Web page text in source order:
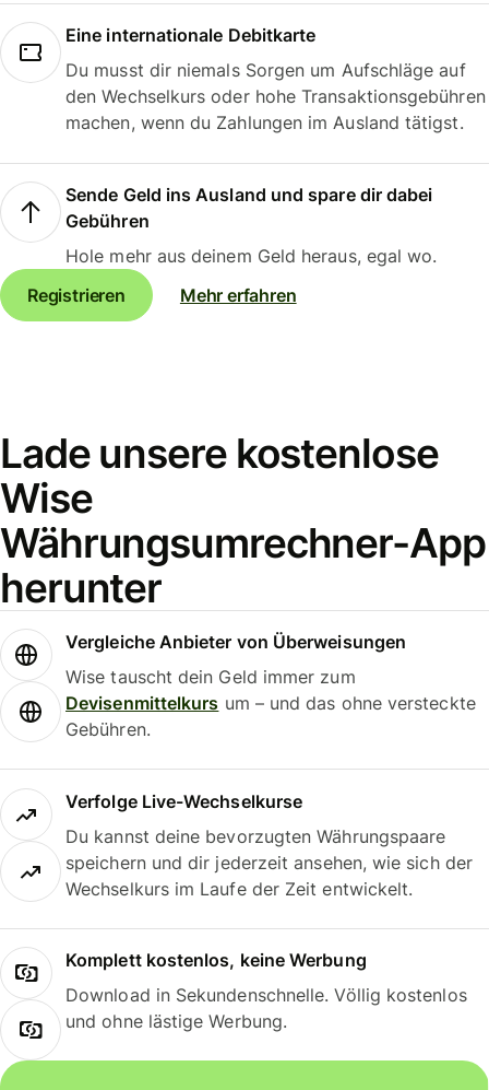
Eine internationale Debitkarte
Du musst dir niemals Sorgen um Aufschläge auf
den Wechselkurs oder hohe Transaktionsgebühren
machen, wenn du Zahlungen im Ausland tätigst.
Sende Geld ins Ausland und spare dir dabei
Gebühren
Hole mehr aus deinem Geld heraus, egal wo.
Registrieren
Mehr erfahren
Lade unsere kostenlose
Wise
Währungsumrechner-App
herunter
Vergleiche Anbieter von Überweisungen
Wise tauscht dein Geld immer zum
Devisenmittelkurs um – und das ohne versteckte
Gebühren.
Verfolge Live-Wechselkurse
Du kannst deine bevorzugten Währungspaare
speichern und dir jederzeit ansehen, wie sich der
Wechselkurs im Laufe der Zeit entwickelt.
Komplett kostenlos, keine Werbung
Download in Sekundenschnelle. Völlig kostenlos
und ohne lästige Werbung.